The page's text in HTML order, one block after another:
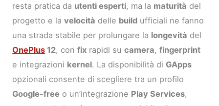
resta pratica da utenti esperti, ma la maturità del
progetto e lavelocità delle build ufficiali ne fanno
una strada stabile per prolungare la longevità del
OnePlus 12, confix rapidi sucamera,fingerprint
e integrazioni kernel. La disponibilità di GApps
opzionali consente di scegliere tra un profilo
Google-free o un’integrazione Play Services,